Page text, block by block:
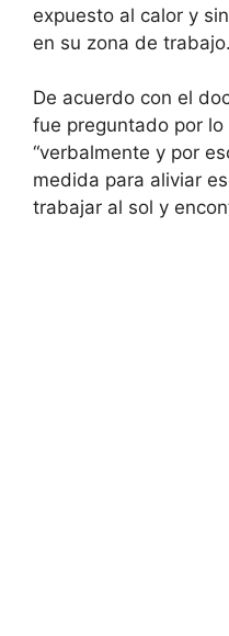
expuesto al calor y
en su zona de trabajo.
De acuerdo con el
fue preguntado por
“verbalmente y por
medida para aliviar
trabajar al sol y